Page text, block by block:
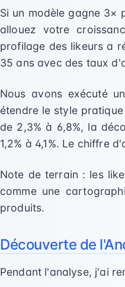
Si un modèle gagne 3×
allouez votre
profilage des likeurs a
35 ans avec des taux
Nous avons exécuté
étendre le style
de 2,3% à 6,8%, la
1,2% à 4,1%. Le chiffre
Note de terrain : les
comme une
produits.
Découverte de
Pendant l'analyse, j'ai